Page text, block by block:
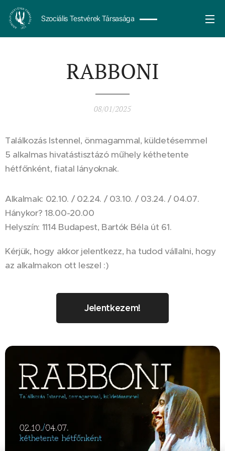
Szociális Testvérek Társasága
RABBONI
08/01/2025
Találkozás Istennel, önmagammal, küldetésemmel
5 alkalmas hivatástisztázó műhely kéthetente
hétfőnként, fiatal lányoknak.
Alkalmak: 02.10. / 02.24. / 03.10. / 03.24. / 04.07.
Hánykor? 18.00-20.00
Helyszín: 1114 Budapest, Bartók Béla út 61.
Kérjük, hogy akkor jelentkezz, ha tudod vállalni, hogy
az alkalmakon ott leszel :)
Jelentkezem!